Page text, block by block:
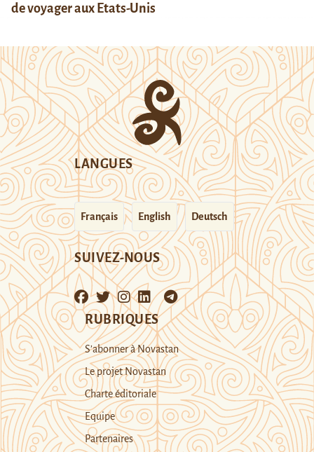
de voyager aux Etats-Unis
LANGUES
Français English Deutsch
SUIVEZ-NOUS
RUBRIQUES
S’abonner à Novastan
Le projet Novastan
Charte éditoriale
Equipe
Partenaires